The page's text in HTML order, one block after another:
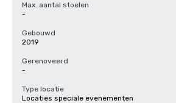
Max. aantal stoelen
-
Gebouwd
2019
Gerenoveerd
-
Type locatie
Locaties speciale evenementen